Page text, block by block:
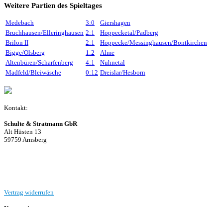
Weitere Partien des Spieltages
Medebach 3:0
Giershagen
Bruchhausen/Elleringhausen 2:1
Hoppecketal/Padberg
Brilon II
2:1
Hoppecke/Messinghausen/Bontkirchen
Bigge/Olsberg
1:2
Alme
Altenbüren/Scharfenberg
4:1
Nuhnetal
Madfeld/Bleiwäsche
0:12 Dreislar/Hesborn
Kontakt:
Schulte & Stratmann GbR
Alt Hüsten 13
59759 Arnsberg
Vertrag widerrufen